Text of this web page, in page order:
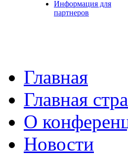
Информация для
партнеров
Главная
Главная
О
Новости